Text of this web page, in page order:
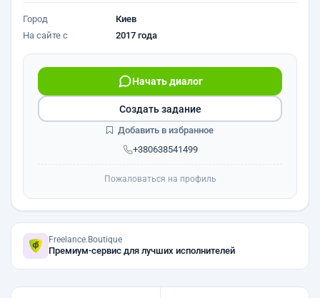
Город
Киев
На сайте с
2017 года
+380638541499
Начать диалог
Создать задание
Добавить в избранное
Пожаловаться на профиль
Freelance.Boutique
Премиум-сервис для лучших исполнителей